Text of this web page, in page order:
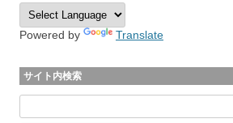
Powered by Translate
サイト内検索